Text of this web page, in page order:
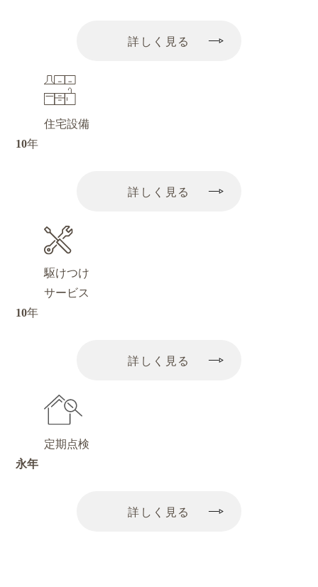
詳しく見る
住宅設備
10年
詳しく見る
駆けつけ
サービス
10年
詳しく見る
定期点検
永年
詳しく見る